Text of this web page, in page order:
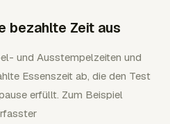
bezahlte Zeit aus
und Ausstempelzeiten und
Essenszeit ab, die den Test
erfüllt. Zum Beispiel